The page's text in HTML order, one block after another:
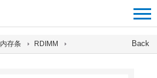
Back
内存条 RDIMM